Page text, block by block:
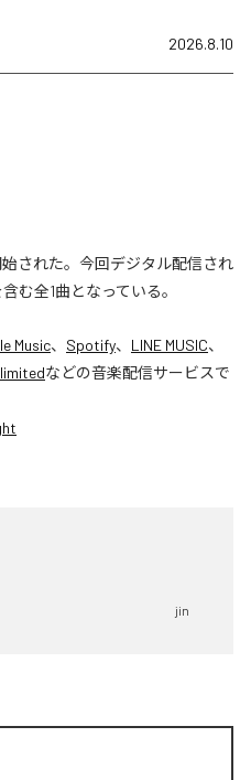
2026.8.10
始された。今回デジタル配信され
む全1曲となっている。
Music、 Spotify、 LINE MUSIC、
などの音楽配信サービスで
jin